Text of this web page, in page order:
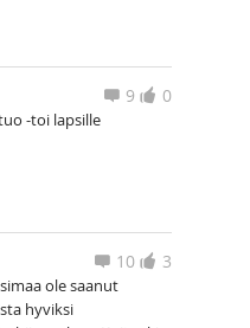
0
9
-toi lapsille
3
10
ole saanut
hyviksi